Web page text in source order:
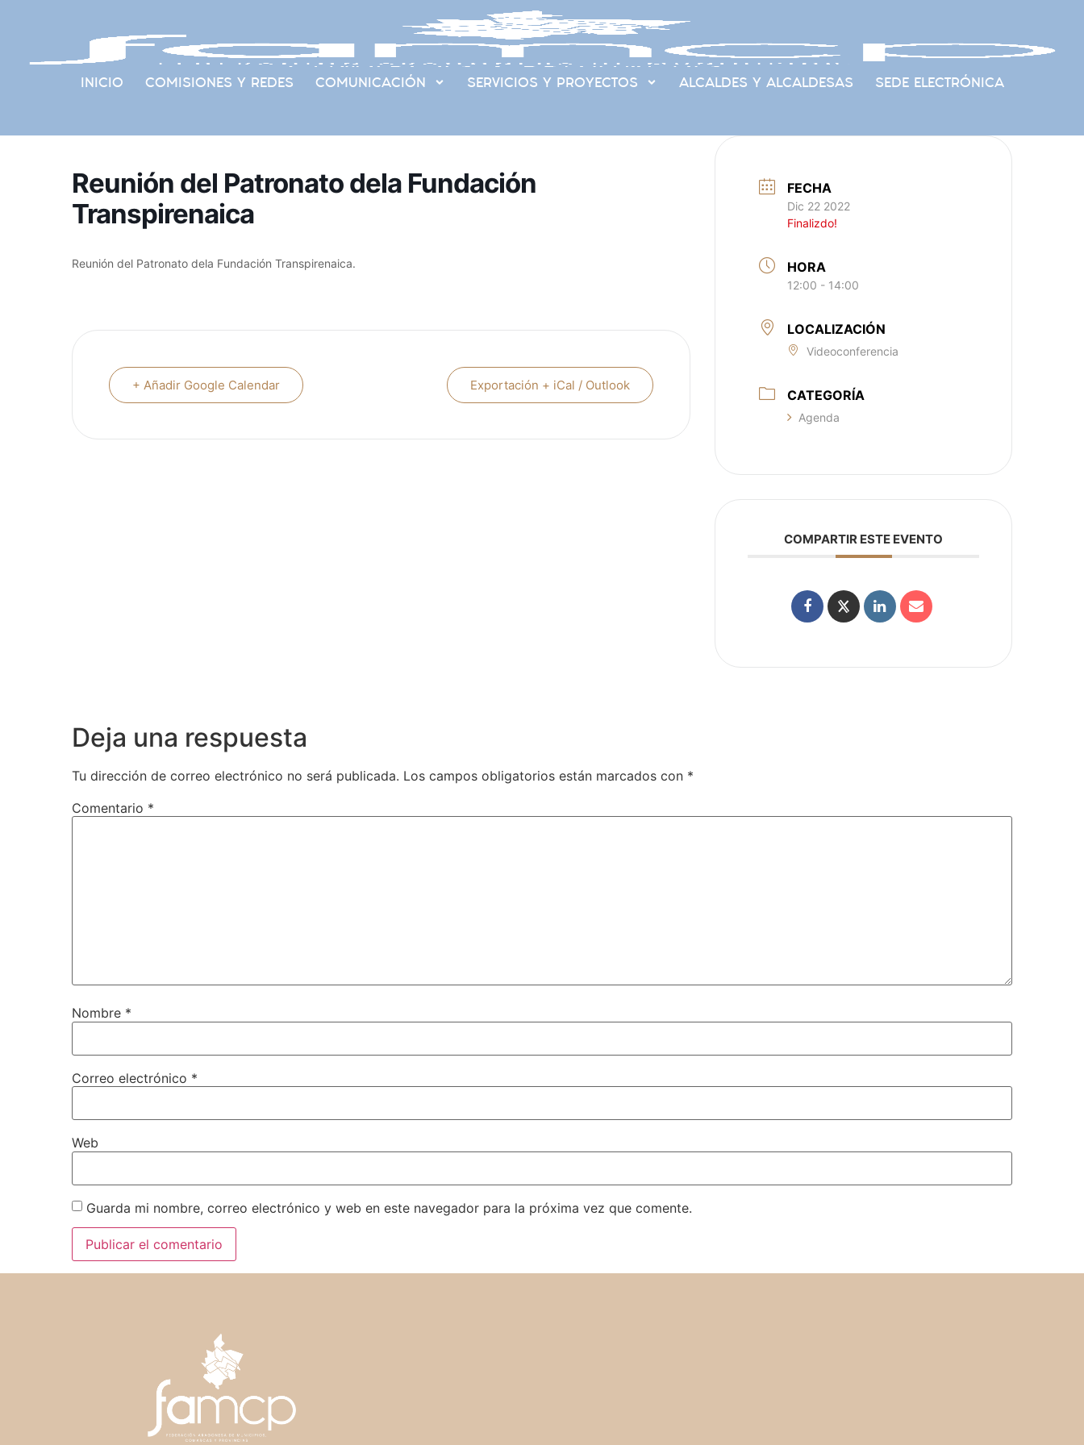
INICIO COMISIONES Y REDES COMUNICACIÓN SERVICIOS Y PROYECTOS ALCALDES Y ALCALDESAS SEDE ELECTRÓNICA
Reunión del Patronato dela Fundación
Transpirenaica
Reunión del Patronato dela Fundación Transpirenaica.
+ Añadir Google Calendar Exportación + iCal / Outlook
FECHA
Dic 22 2022
Finalizdo!
HORA
12:00 - 14:00
LOCALIZACIÓN
Videoconferencia
CATEGORÍA
Agenda
COMPARTIR ESTE EVENTO
Deja una respuesta
Tu dirección de correo electrónico no será publicada. Los campos obligatorios están marcados con *
Comentario *
Nombre *
Correo electrónico *
Web
Guarda mi nombre, correo electrónico y web en este navegador para la próxima vez que comente.